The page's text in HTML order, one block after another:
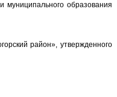
образования
район», утвержденного